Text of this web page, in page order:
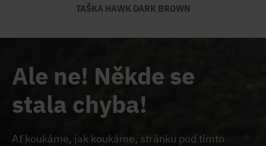
TAŠKA HAWK DARK BROWN
Ale ne! Někde se
stala chyba!
Ať koukáme, jak koukáme, stránku pod tímto